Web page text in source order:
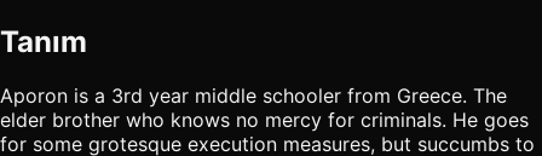
Tanım
Aporon is a 3rd year middle schooler from Greece. The
elder brother who knows no mercy for criminals. He goes
for some grotesque execution measures, but succumbs to